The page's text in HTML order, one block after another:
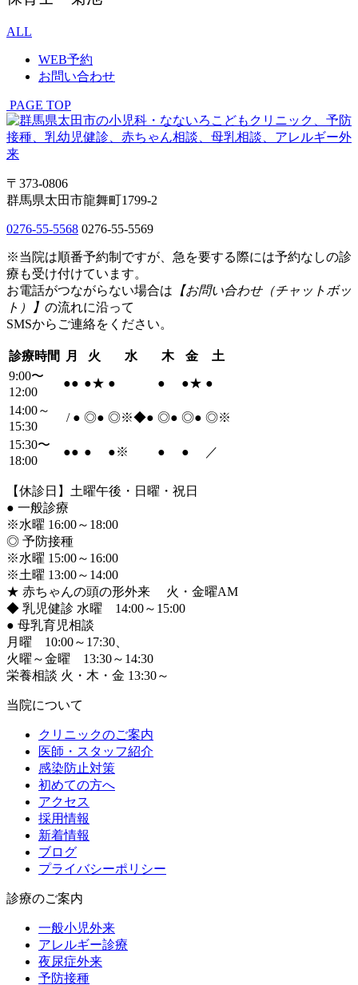
ALL
WEB予約
お問い合わせ
PAGE TOP
〒373-0806
群馬県太田市龍舞町1799-2
0276-55-5568 0276-55-5569
※当院は順番予約制ですが、急を要する際には予約なしの診
療も受け付けています。
お電話がつながらない場合は 【お問い合わせ（チャットボッ
ト）】 の流れに沿って
SMSからご連絡をください。
診療時間 月 火 水 木 金
土
9:00〜
12:00
●● ●★ ● ● ●★ ●
14:00～
15:30
/ ● ◎● ◎※◆● ◎● ◎● ◎※
15:30〜
18:00
●● ● ●※ ● ● ／
【休診日】土曜午後・日曜・祝日
● 一般診療
※水曜 16:00～18:00
◎ 予防接種
※水曜 15:00～16:00
※土曜 13:00～14:00
★ 赤ちゃんの頭の形外来 火・金曜AM
◆ 乳児健診 水曜 14:00～15:00
● 母乳育児相談
月曜 10:00～17:30、
火曜～金曜 13:30～14:30
栄養相談 火・木・金 13:30～
当院について
クリニックのご案内
医師・スタッフ紹介
感染防止対策
初めての方へ
アクセス
採用情報
新着情報
ブログ
プライバシーポリシー
診療のご案内
一般小児外来
アレルギー診療
夜尿症外来
予防接種